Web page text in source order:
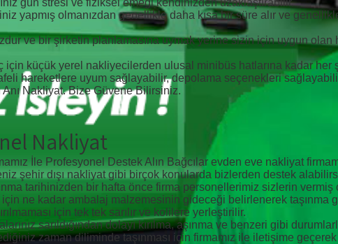
gün stresi ve fiziksel emeği kendinizden uzaklaştırabilir.
yapmış olmanızdan genellikle daha kısa bir süre alır ve
ve bir şirketin planlamasına uymak yerine sizin için uygun olan
için küçük yerel nakliyecilerden ulusal minibüs hatlarına kadar her
hareketlere uyum sağlayabilir, depolama seçenekleri
Nakliyat. Bize Güvene Bilirsiniz.
Nakliyat
İle Profesyonel Destek Alın Bağcılar evden eve nakliyat
şehir dışı nakliyat gibi birçok konularda bizlerden destek
tarihinizden bir hafta önce firma personellerimiz sizlerin
için ne kadar ambalaj malzemesinin gideceği belirlenerek taşınma
için tek tek sarılır ve kolilere yerleştirilir.
sarıldığından dolayı kırılma, aşınma ve benzeri gibi
zaman diliminde taşınması için firmamız ile iletişime